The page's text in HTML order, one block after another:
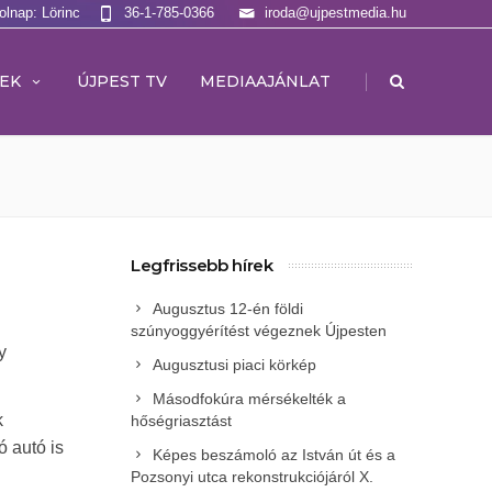
Lörinc iroda@ujpestmedia.hu
36-1-785-0366
ÚJPEST TV MEDIAAJÁNLAT |
autó is
Legfrissebb hírek
Augusztus 12-én földi
szúnyoggyérítést végeznek Újpesten
Augusztusi piaci körkép
Másodfokúra mérsékelték a
hőségriasztást
Képes beszámoló az István út és a
Pozsonyi utca rekonstrukciójáról X.